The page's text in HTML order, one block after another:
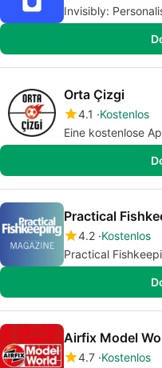
Invisibly:
Orta Çizgi
4.1
Kostenlos
Eine kostenlose
Practical
4.2 Kostenlos
Practical
Airfix Model
4.7 Kostenlos